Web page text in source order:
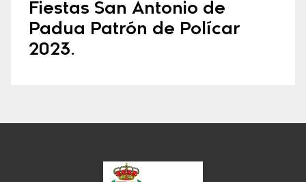
Fiestas San Antonio de
Padua Patrón de Polícar
2023.